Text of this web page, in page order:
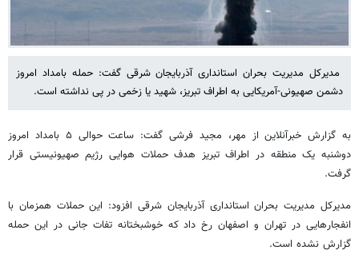
مدیرکل مدیریت بحران استانداری آذربایجان شرقی گفت: حمله بامداد امروز
دشمن صهیونی-آمریکایی به اطراف تبریز، شهید یا زخمی در پی نداشته است.
به گزارش خبرآنلاین از مهر، مجید فرشی گفت: ساعت حوالی ۵ بامداد امروز
دوشنبه یک منطقه در اطراف تبریز هدف حملات هوایی رژیم صهیونیستی قرار
گرفت.
مدیرکل مدیریت بحران استانداری آذربایجان شرقی افزود: این حملات همزمان با
انفجارهایی در تهران و اصفهان رخ داد که خوشبختانه تفات جانی در این حمله
گزارش نشده است.